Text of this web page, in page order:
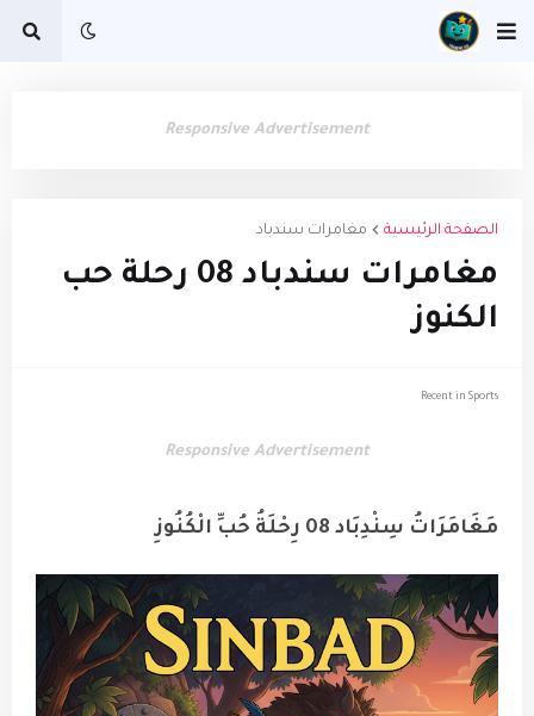
Responsive Advertisement
الصفحة الرئيسية مغامرات سندباد
مغامرات سندباد 08 رحلة حب
الكنوز
Recent in Sports
Responsive Advertisement
مَغَامَرَاتُ سِنْدِبَاد 08 رِحْلَةُ حُبِّ الْكُنُوزِ